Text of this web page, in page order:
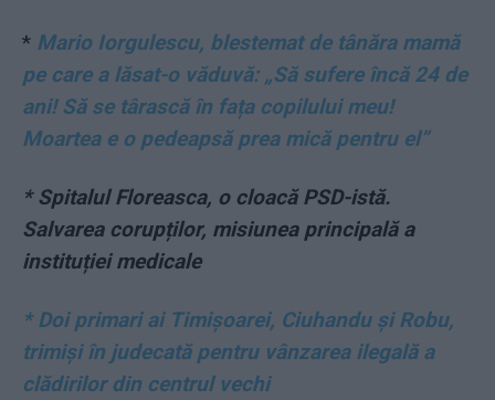
* Mario Iorgulescu, blestemat de tânăra mamă
pe care a lăsat-o văduvă: „Să sufere încă 24 de
ani! Să se târască în fața copilului meu!
Moartea e o pedeapsă prea mică pentru el”
* Spitalul Floreasca, o cloacă PSD-istă.
Salvarea corupților, misiunea principală a
instituției medicale
* Doi primari ai Timișoarei, Ciuhandu și Robu,
trimiși în judecată pentru vânzarea ilegală a
clădirilor din centrul vechi